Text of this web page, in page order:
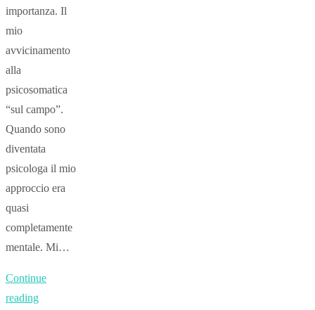
importanza. Il
mio
avvicinamento
alla
psicosomatica
“sul campo”.
Quando sono
diventata
psicologa il mio
approccio era
quasi
completamente
mentale. Mi…
Continue
reading